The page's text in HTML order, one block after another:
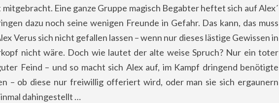
Eine ganze Gruppe magisch Begabter heftet sich auf Alex´
dazu noch seine wenigen Freunde in Gefahr. Das kann, das muss
Verus sich nicht gefallen lassen – wenn nur dieses lästige Gewissen in
nicht wäre. Doch wie lautet der alte weise Spruch? Nur ein toter
Feind – und so macht sich Alex auf, im Kampf dringend benötigte
– ob diese nur freiwillig offeriert wird, oder man sie sich ergaunern
dahingestellt …